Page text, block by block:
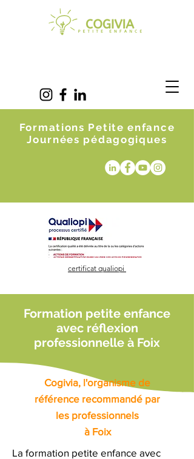
Formations Petite enfance
Journées pédagogiques
certificat qualiopi
Formation petite enfance
avec réflexion
professionnelle à Foix
Cogivia, l'organisme de
référence recommandé par
les professionnels
à Foix
La formation petite enfance avec